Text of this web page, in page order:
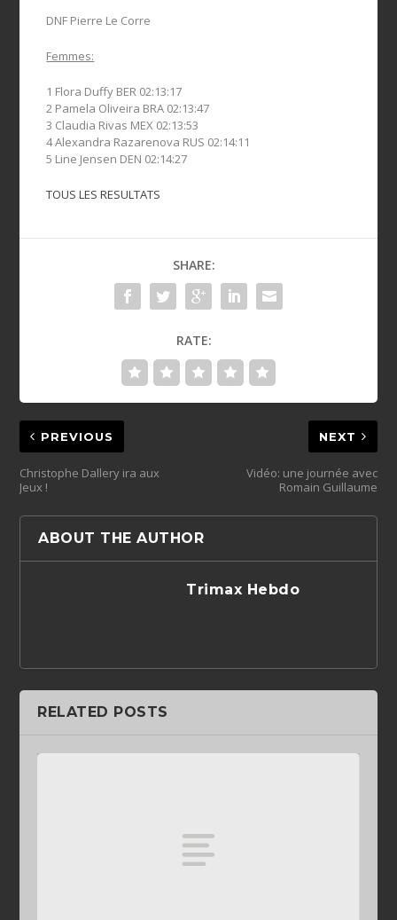
DNF Pierre Le Corre
Femmes:
1 Flora Duffy BER 02:13:17
2 Pamela Oliveira BRA 02:13:47
3 Claudia Rivas MEX 02:13:53
4 Alexandra Razarenova RUS 02:14:11
5 Line Jensen DEN 02:14:27
TOUS LES RESULTATS
SHARE:
RATE:
PREVIOUS
Christophe Dallery ira aux
Jeux !
NEXT
Vidéo: une journée avec
Romain Guillaume
ABOUT THE AUTHOR
Trimax Hebdo
RELATED POSTS